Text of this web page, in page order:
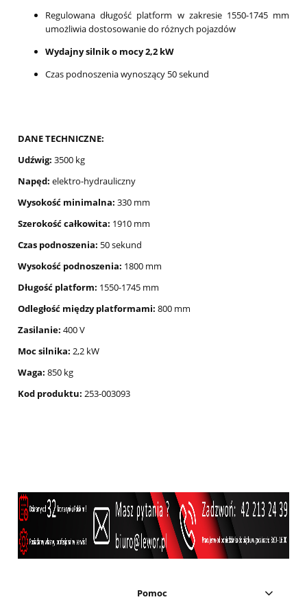
Regulowana długość platform w zakresie 1550-1745 mm
umożliwia dostosowanie do różnych pojazdów
Wydajny silnik o mocy 2,2 kW
Czas podnoszenia wynoszący 50 sekund
DANE TECHNICZNE:
Udźwig: 3500 kg
Napęd: elektro-hydrauliczny
Wysokość minimalna: 330 mm
Szerokość całkowita: 1910 mm
Czas podnoszenia: 50 sekund
Wysokość podnoszenia: 1800 mm
Długość platform: 1550-1745 mm
Odległość między platformami: 800 mm
Zasilanie: 400 V
Moc silnika: 2,2 kW
Waga: 850 kg
Kod produktu: 253-003093
Pomoc